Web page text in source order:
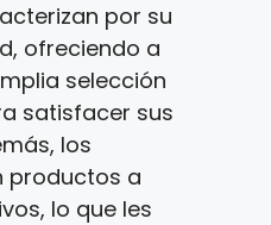
por su
ofreciendo a
selección
satisfacer sus
los
productos a
lo que les